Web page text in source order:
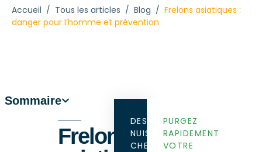
Accueil / Tous les articles / Blog / Frelons asiatiques :
danger pour l’homme et prévention
Sommaire
Frelons
DES
NUISIBLES
CHEZ
PURGEZ
RAPIDEMENT
VOTRE